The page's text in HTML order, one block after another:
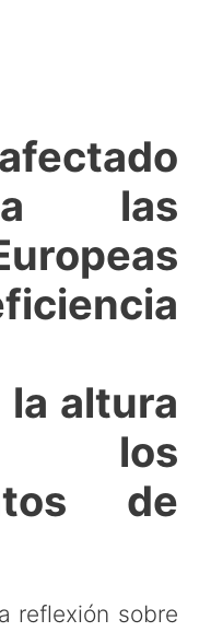
las
la altura
de
reflexión sobre